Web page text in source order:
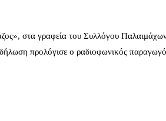
στα γραφεία του Συλλόγου
προλόγισε ο ραδιοφωνικός